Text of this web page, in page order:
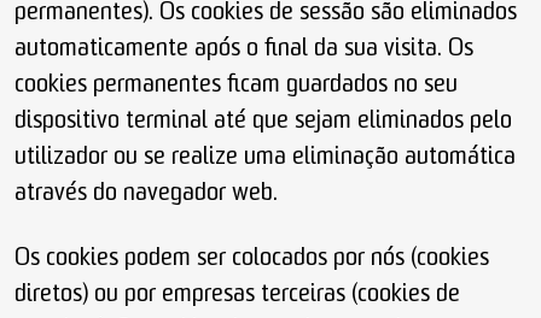
permanentes). Os cookies de sessão são eliminados
automaticamente após o final da sua visita. Os
cookies permanentes ficam guardados no seu
dispositivo terminal até que sejam eliminados pelo
utilizador ou se realize uma eliminação automática
através do navegador web.
Os cookies podem ser colocados por nós (cookies
diretos) ou por empresas terceiras (cookies de